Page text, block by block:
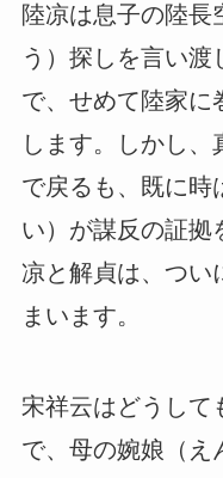
陸凉は息子の陸長
う）探しを言い渡
で、せめて陸家に
します。しかし
で戻るも、既に時
い）が謀反の証拠
凉と解貞は、つい
まいます。
宋祥云はどうして
で、母の婉娘（え